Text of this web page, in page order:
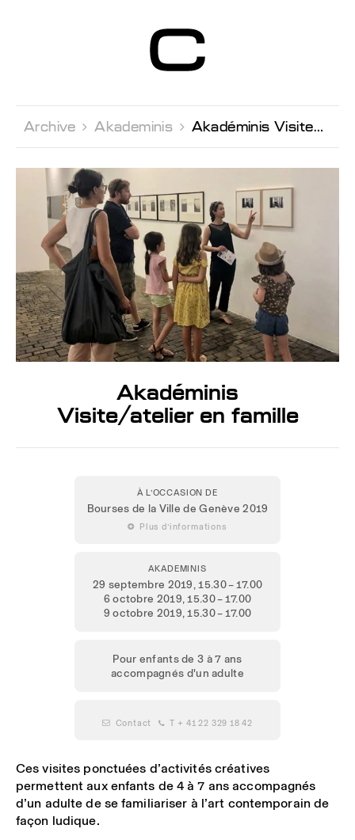
Contemporain
Genève
Archive  Akademinis  Akadéminis Visite/atelier en famille
Akadéminis
Visite/atelier en famille
À L’OCCASION DE
Bourses de la Ville de Genève 2019
 Plus d’informations
AKADEMINIS
29 septembre 2019, 15.30 – 17.00
6 octobre 2019, 15.30 – 17.00
9 octobre 2019, 15.30 – 17.00
Pour enfants de 3 à 7 ans
accompagnés d'un adulte
 Contact  T + 41 22 329 18 42
Ces visites ponctuées d’activités créatives
permettent aux enfants de 4 à 7 ans accompagnés
d’un adulte de se familiariser à l’art contemporain de
façon ludique.